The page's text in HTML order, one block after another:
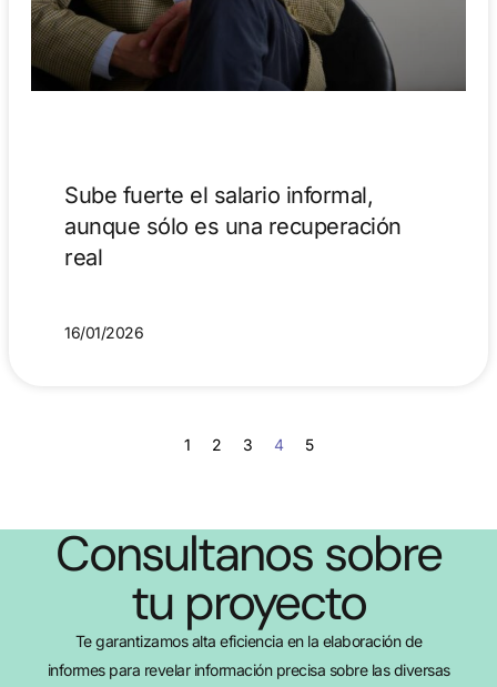
Sube fuerte el salario informal,
aunque sólo es una recuperación
real
16/01/2026
1 2 3 4 5
Consultanos sobre
tu proyecto
Te garantizamos alta eficiencia en la elaboración de
informes para revelar información precisa sobre las diversas